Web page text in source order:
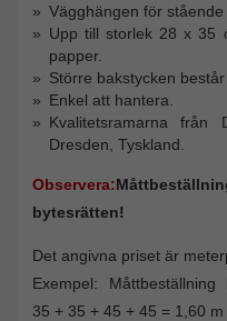
Vägghängen för
Upp till storlek 28 x 35
papper.
Större bakstycken
Enkel att hantera.
Kvalitetsramarna från
Dresden, Tyskland.
Observera:
bytesrätten!
Det angivna priset är
Exempel:
35 + 35 + 45 + 45 = 1,60 m